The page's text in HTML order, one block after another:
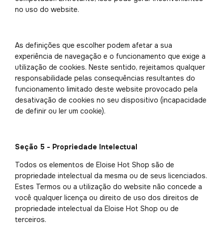
no uso do website.
As definições que escolher podem afetar a sua
experiência de navegação e o funcionamento que exige a
utilização de cookies. Neste sentido, rejeitamos qualquer
responsabilidade pelas consequências resultantes do
funcionamento limitado deste website provocado pela
desativação de cookies no seu dispositivo (incapacidade
de definir ou ler um cookie).
Seção 5 - Propriedade Intelectual
Todos os elementos de Eloise Hot Shop são de
propriedade intelectual da mesma ou de seus licenciados.
Estes Termos ou a utilização do website não concede a
você qualquer licença ou direito de uso dos direitos de
propriedade intelectual da Eloise Hot Shop ou de
terceiros.